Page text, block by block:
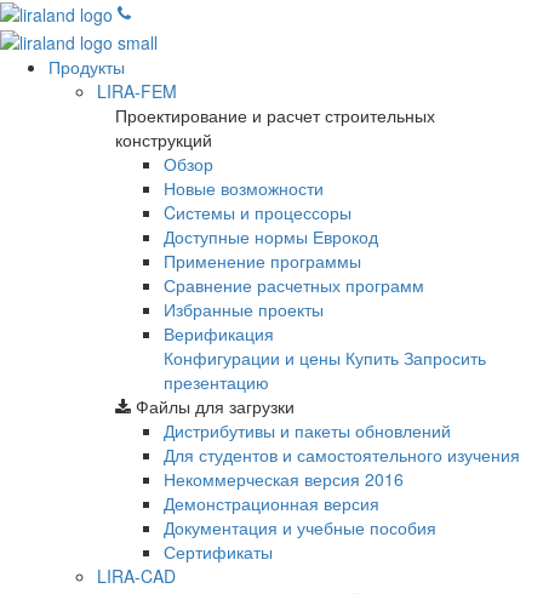
Продукты
LIRA-FEM
Проектирование и расчет строительных
конструкций
Обзор
Новые возможности
Cистемы и процессоры
Доступные нормы Еврокод
Применение программы
Сравнение расчетных программ
Избранные проекты
Верификация
Конфигурации и цены Купить Запросить
презентацию
Файлы для загрузки
Дистрибутивы и пакеты обновлений
Для студентов и самостоятельного изучения
Некоммерческая версия 2016
Демонстрационная версия
Документация и учебные пособия
Сертификаты
LIRA-CAD